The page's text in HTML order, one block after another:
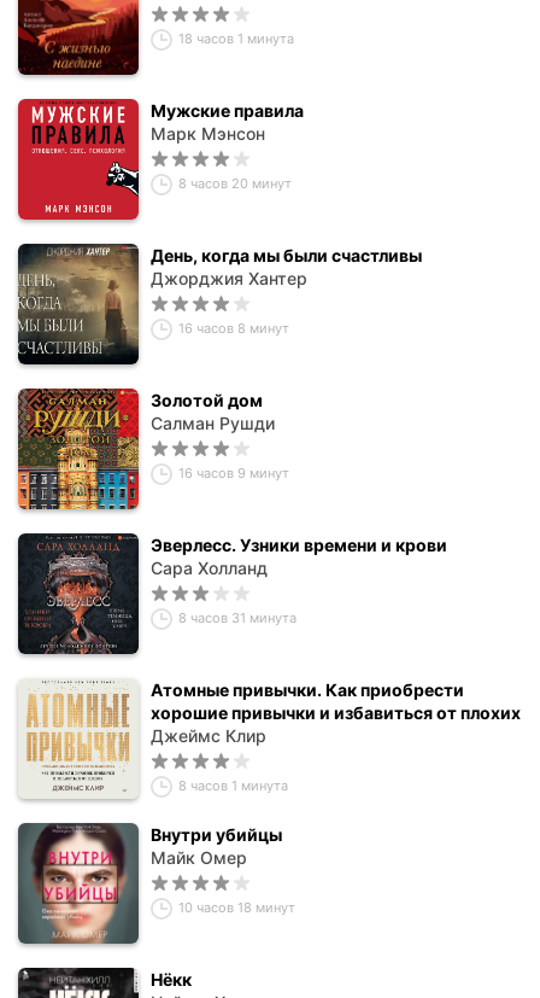
18 часов 1 минута
Мужские правила
Марк Мэнсон
8 часов 20 минут
День, когда мы были счастливы
Джорджия Хантер
16 часов 8 минут
Золотой дом
Салман Рушди
16 часов 9 минут
Эверлесс. Узники времени и крови
Сара Холланд
8 часов 31 минута
Атомные привычки. Как приобрести
хорошие привычки и избавиться от плохих
Джеймс Клир
8 часов 1 минута
Внутри убийцы
Майк Омер
10 часов 18 минут
Нёкк